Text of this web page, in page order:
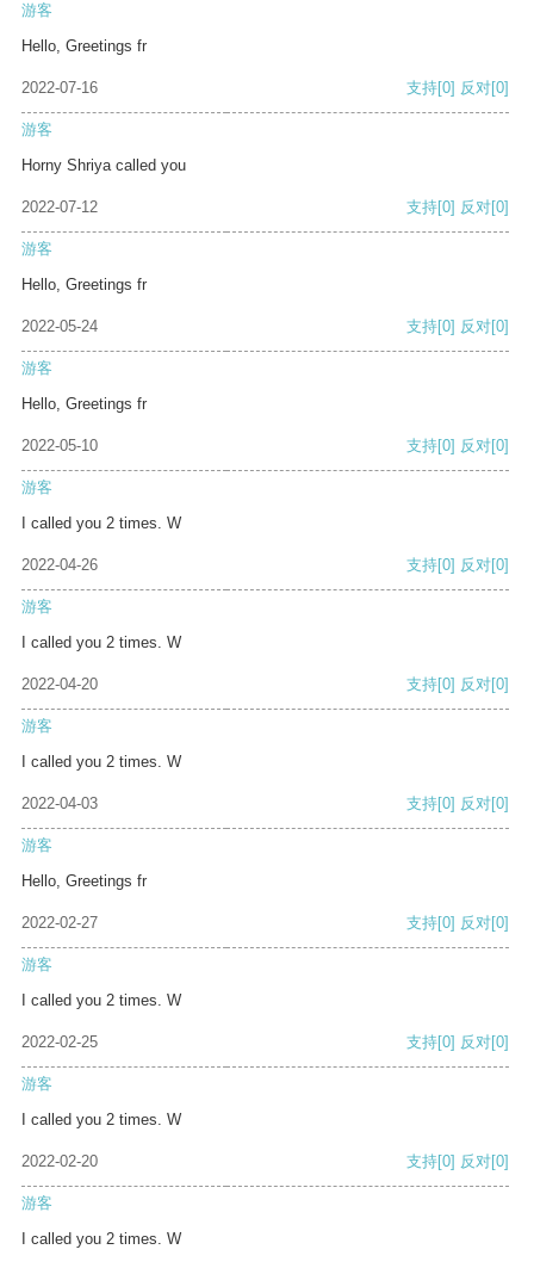
游客
Hello, Greetings fr
2022-07-16 支持[0] 反对[0]
游客
Horny Shriya called you
2022-07-12 支持[0] 反对[0]
游客
Hello, Greetings fr
2022-05-24 支持[0] 反对[0]
游客
Hello, Greetings fr
2022-05-10 支持[0] 反对[0]
游客
I called you 2 times. W
2022-04-26 支持[0] 反对[0]
游客
I called you 2 times. W
2022-04-20 支持[0] 反对[0]
游客
I called you 2 times. W
2022-04-03 支持[0] 反对[0]
游客
Hello, Greetings fr
2022-02-27 支持[0] 反对[0]
游客
I called you 2 times. W
2022-02-25 支持[0] 反对[0]
游客
I called you 2 times. W
2022-02-20 支持[0] 反对[0]
游客
I called you 2 times. W